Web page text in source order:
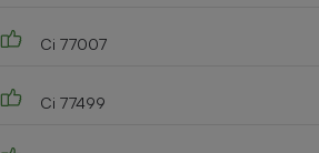
Ci 77007
Ci 77499